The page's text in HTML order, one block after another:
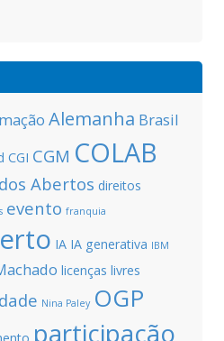
Alemanha Brasil
CGI CGM COLAB
Abertos direitos
evento franquia
IA IA generativa IBM
licenças livres
Nina Paley OGP
participação